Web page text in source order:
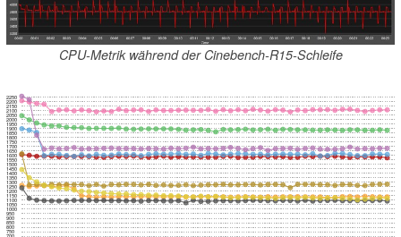
CPU-Metrik während der Cinebench-R15-Schleife
750
800
850
900
950
1000
1050
1100
1150
1200
1250
1300
1350
1400
1450
1500
1550
1600
1650
1700
1750
1800
1850
1900
1950
2000
2050
2100
2150
2200
2250